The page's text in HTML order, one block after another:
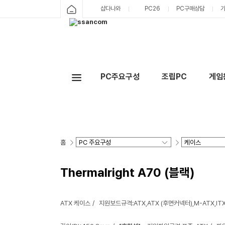
샵다나와 PC26 PC구매상담
PC주요구성 조립PC 게
홈
Thermalright A70 (블랙)
ATX 케이스 지원보드규격:ATX,ATX (후면커넥터),M-